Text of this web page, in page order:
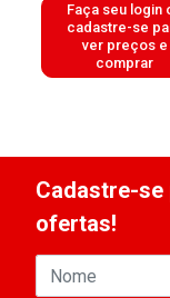
Faça seu login
cadastre-se
ver preços e
comprar
Cadastre-se
ofertas!